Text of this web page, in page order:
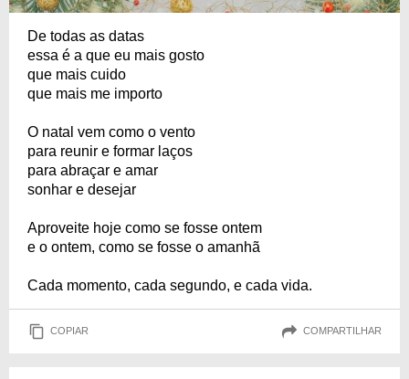
De todas as datas
essa é a que eu mais gosto
que mais cuido
que mais me importo
O natal vem como o vento
para reunir e formar laços
para abraçar e amar
sonhar e desejar
Aproveite hoje como se fosse ontem
e o ontem, como se fosse o amanhã
Cada momento, cada segundo, e cada vida.
COPIAR COMPARTILHAR